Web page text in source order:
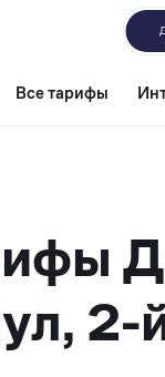
Все тарифы